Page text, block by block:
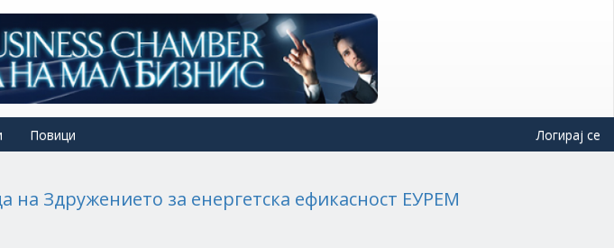
Повици Логирај се
на Здружението за енергетска ефикасност ЕУРЕМ